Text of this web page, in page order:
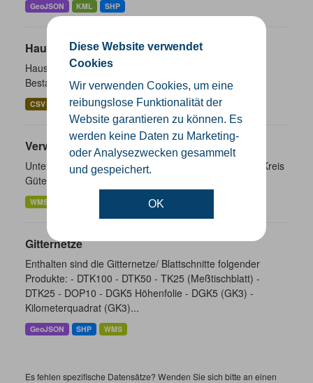
Diese Website verwendet
Cookies
Wir verwenden Cookies, um eine
reibungslose Funktionalität der
Website garantieren zu können. Es
werden keine Daten zu Marketing-
oder Analysezwecken gesammelt
und gespeichert.
OK
GeoJSON KML SHP
Hausnummernkoordinaten
Hausnummernkoordinaten abgeleitet aus dem ALKIS-
Bestand
CSV GeoJSON SHP
Verwaltungsgrenzen
Unterschiedliche Ebenen der Verwaltungsgrenzen im Kreis
Gütersloh
WMS KML
Gitternetze
Enthalten sind die Gitternetze/ Blattschnitte folgender
Produkte: - DTK100 - DTK50 - TK25 (Meßtischblatt) -
DTK25 - DOP10 - DGK5 Höhenfolie - DGK5 (GK3) -
Kilometerquadrat (GK3)...
GeoJSON SHP WMS
Es fehlen spezifische Datensätze? Wenden Sie sich bitte an einen